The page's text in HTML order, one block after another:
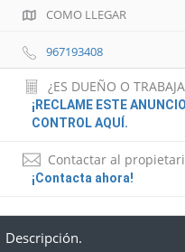
COMO LLEGAR
967193408
¿ES DUEÑO O
¡RECLAME ESTE
CONTROL AQUÍ.
Contactar al
¡Contacta ahora!
Descripción.